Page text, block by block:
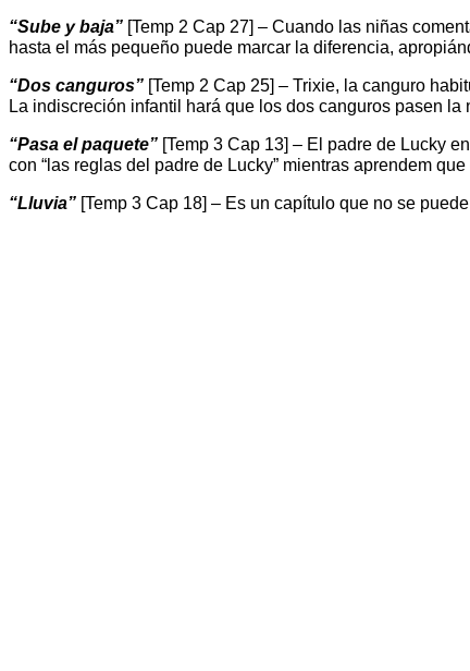
“Sube y baja” [Temp 2 Cap 27] – Cuando las niñas
hasta el más pequeño puede marcar la diferencia,
“Dos canguros” [Temp 2 Cap 25] – Trixie, la canguro
La indiscreción infantil hará que los dos canguros pasen
“Pasa el paquete” [Temp 3 Cap 13] – El padre de Lucky
con “las reglas del padre de Lucky” mientras aprendem
“Lluvia” [Temp 3 Cap 18] – Es un capítulo que no se